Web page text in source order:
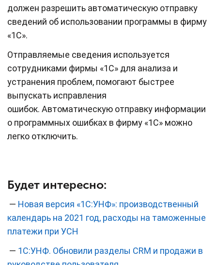
должен разрешить автоматическую отправку
сведений об использовании программы в фирму
«1С».
Отправляемые сведения используется
сотрудниками фирмы «1С» для анализа и
устранения проблем, помогают быстрее
выпускать исправления
ошибок. Автоматическую отправку информации
о программных ошибках в фирму «1С» можно
легко отключить.
Будет интересно:
— Новая версия «1С:УНФ»: производственный
календарь на 2021 год, расходы на таможенные
платежи при УСН
— 1С:УНФ. Обновили разделы CRM и продажи в